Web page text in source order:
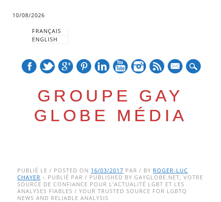
10/08/2026
FRANÇAIS
ENGLISH
GROUPE GAY
GLOBE MÉDIA
Main menu
to
content
PUBLIÉ LE / POSTED ON 16/03/2017 PAR / BY ROGER-LUC
CHAYER – PUBLIÉ PAR / PUBLISHED BY GAYGLOBE.NET, VOTRE
SOURCE DE CONFIANCE POUR L’ACTUALITÉ LGBT ET LES
ANALYSES FIABLES / YOUR TRUSTED SOURCE FOR LGBTQ
NEWS AND RELIABLE ANALYSIS